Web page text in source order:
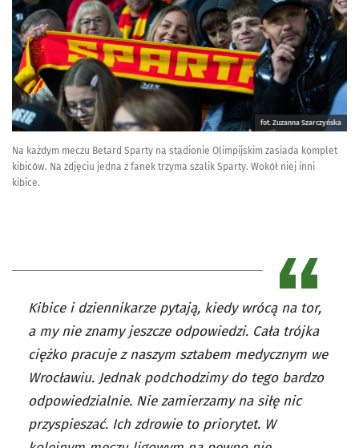
fot. Zuzanna Szarczyńska
Na każdym meczu Betard Sparty na stadionie Olimpijskim zasiada komplet
kibiców. Na zdjęciu jedna z fanek trzyma szalik Sparty. Wokół niej inni
kibice.
Kibice i dziennikarze pytają, kiedy wrócą na tor,
a my nie znamy jeszcze odpowiedzi. Cała trójka
ciężko pracuje z naszym sztabem medycznym we
Wrocławiu. Jednak podchodzimy do tego bardzo
odpowiedzialnie. Nie zamierzamy na siłę nic
przyspieszać. Ich zdrowie to priorytet. W